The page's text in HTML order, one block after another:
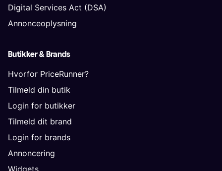
Digital Services Act (DSA)
Annonceoplysning
Butikker & Brands
Hvorfor PriceRunner?
Tilmeld din butik
Login for butikker
Tilmeld dit brand
Login for brands
Annoncering